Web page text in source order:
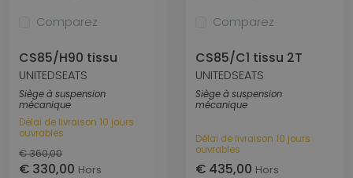
Comparez
CS85/H90 tissu
UNITEDSEATS
Siège à suspension
mécanique
Délai de livraison 10 jours
ouvrables
€ 360,00
€ 330,00 Hors
Comparez
CS85/C1 tissu 2T
UNITEDSEATS
Siège à suspension
mécanique
Délai de livraison 10 jours
ouvrables
€ 435,00 Hors